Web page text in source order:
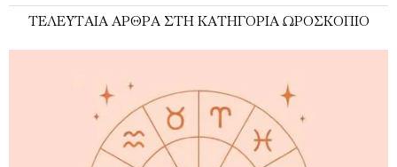
ΤΕΛΕΥΤΑΊΑ ΆΡΘΡΑ ΣΤΗ ΚΑΤΗΓΟΡΊΑ ΩΡΟΣΚΌΠΙΟ